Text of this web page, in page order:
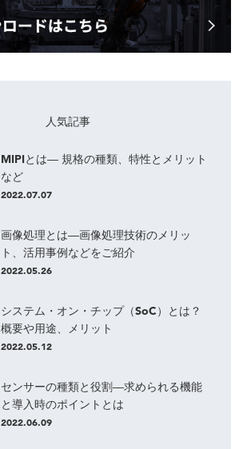
人気記事
MIPIとは― 規格の種類、特性とメリット
など
2022.07.07
画像処理とは―画像処理技術のメリッ
ト、活用事例などをご紹介
2022.05.26
システム・オン・チップ（SoC）とは？
概要や用途、メリット
2022.05.12
センサーの種類と役割―求められる機能
と導入時のポイントとは
2022.06.09